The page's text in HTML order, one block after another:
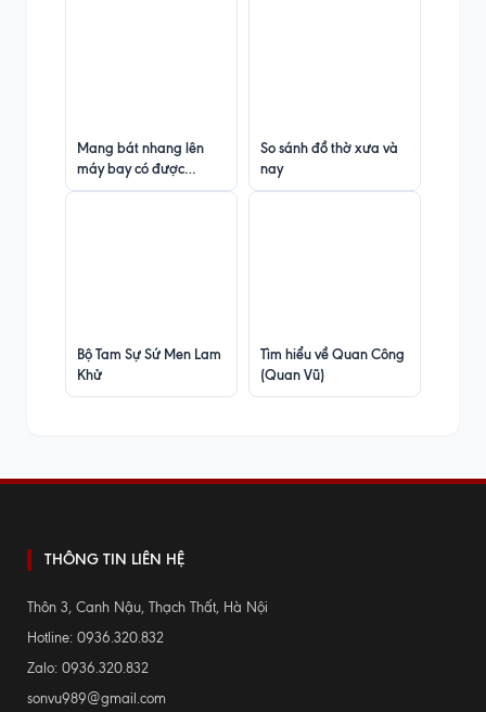
Mang bát nhang lên
máy bay có được
không?
So sánh đồ thờ xưa và
nay
Bộ Tam Sự Sứ Men Lam
Khử
Tìm hiểu về Quan Công
(Quan Vũ)
THÔNG TIN LIÊN HỆ
Thôn 3, Canh Nậu, Thạch Thất, Hà Nội
Hotline: 0936.320.832
Zalo: 0936.320.832
sonvu989@gmail.com